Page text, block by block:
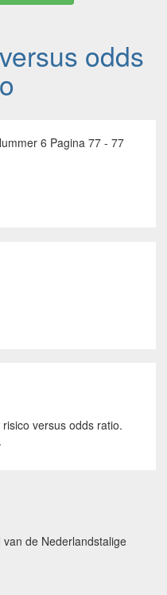
odds
6 Pagina 77 - 77
versus odds ratio.
de Nederlandstalige